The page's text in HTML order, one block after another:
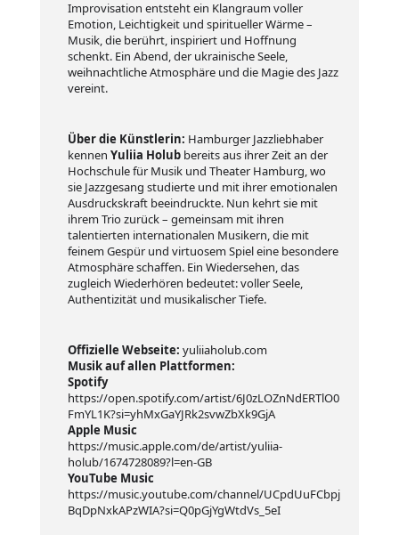
Improvisation entsteht ein Klangraum voller
Emotion, Leichtigkeit und spiritueller Wärme –
Musik, die berührt, inspiriert und Hoffnung
schenkt. Ein Abend, der ukrainische Seele,
weihnachtliche Atmosphäre und die Magie des Jazz
vereint.
Über die Künstlerin: Hamburger Jazzliebhaber
kennen Yuliia Holubbereits aus ihrer Zeit an der
Hochschule für Musik und Theater Hamburg, wo
sie Jazzgesang studierte und mit ihrer emotionalen
Ausdruckskraft beeindruckte. Nun kehrt sie mit
ihrem Trio zurück – gemeinsam mit ihren
talentierten internationalen Musikern, die mit
feinem Gespür und virtuosem Spiel eine besondere
Atmosphäre schaffen. Ein Wiedersehen, das
zugleich Wiederhören bedeutet: voller Seele,
Authentizität und musikalischer Tiefe.
Offizielle Webseite: yuliiaholub.com
Musik auf allen Plattformen:
Spotify
https://open.spotify.com/artist/6J0zLOZnNdERTlO0
FmYL1K?si=yhMxGaYJRk2svwZbXk9GjA
Apple Music
https://music.apple.com/de/artist/yuliia-
holub/1674728089?l=en-GB
YouTube Music
https://music.youtube.com/channel/UCpdUuFCbpj
BqDpNxkAPzWIA?si=Q0pGjYgWtdVs_5eI